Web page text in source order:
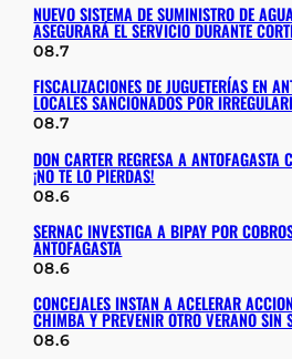
NUEVO SISTEMA DE SUMINISTRO DE
ASEGURARÁ EL SERVICIO DURANTE
08.7
FISCALIZACIONES DE JUGUETERÍAS EN
LOCALES SANCIONADOS POR
08.7
DON CARTER REGRESA A ANTOFAGASTA
¡NO TE LO PIERDAS!
08.6
SERNAC INVESTIGA A BIPAY POR
ANTOFAGASTA
08.6
CONCEJALES INSTAN A ACELERAR
CHIMBA Y PREVENIR OTRO VERANO SIN
08.6